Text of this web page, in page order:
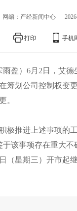
网编：产经新闻中心
打印 手机
雨盈）6月2日，艾
筹划公司控制权变
。
极推进上述事项的
于该事项存在重大
（星期三）开市起